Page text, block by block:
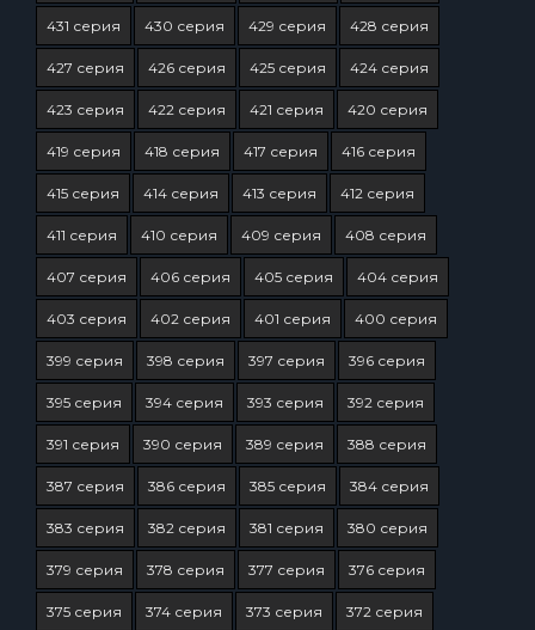
431 серия 430 серия 429 серия 428 серия
427 серия 426 серия 425 серия 424 серия
423 серия 422 серия 421 серия 420 серия
419 серия 418 серия 417 серия 416 серия
415 серия 414 серия 413 серия 412 серия
411 серия 410 серия 409 серия 408 серия
407 серия 406 серия 405 серия 404 серия
403 серия 402 серия 401 серия 400 серия
399 серия 398 серия 397 серия 396 серия
395 серия 394 серия 393 серия 392 серия
391 серия 390 серия 389 серия 388 серия
387 серия 386 серия 385 серия 384 серия
383 серия 382 серия 381 серия 380 серия
379 серия 378 серия 377 серия 376 серия
375 серия 374 серия 373 серия 372 серия